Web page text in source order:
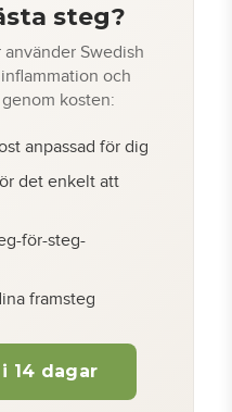
steg?
Swedish
och
kosten:
anpassad för dig
det enkelt att
för-steg-
framsteg
14 dagar